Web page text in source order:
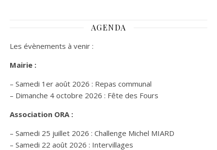
AGENDA
Les évènements à venir :
Mairie :
– Samedi 1er août 2026 : Repas communal
– Dimanche 4 octobre 2026 : Fête des Fours
Association ORA :
– Samedi 25 juillet 2026 : Challenge Michel MIARD
– Samedi 22 août 2026 : Intervillages